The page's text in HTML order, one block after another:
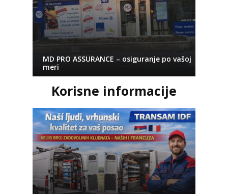
MD PRO ASSURANCE – osiguranje po vašoj
meri
Korisne informacije